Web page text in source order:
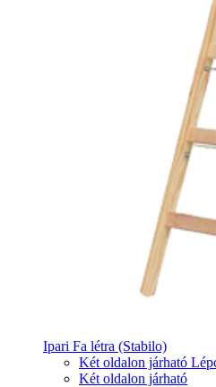
Ipari Fa létra (Stabilo)
Két oldalon járható
Két oldalon járható